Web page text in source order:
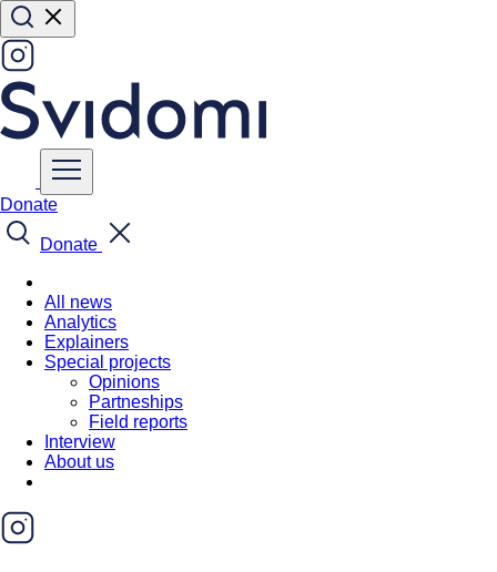
Donate
Donate
All news
Analytics
Explainers
Special projects
Opinions
Partneships
Field reports
Interview
About us